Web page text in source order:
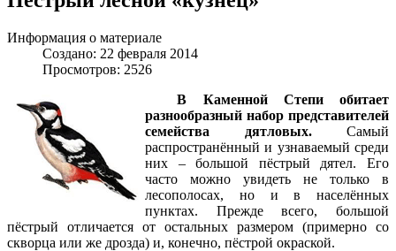
Информация о материале
Создано: 22 февраля 2014
Просмотров: 2526
В Каменной Степи обитает
разнообразный набор представителей
семейства дятловых.Самый
распространённый и узнаваемый среди
них – большой пёстрый дятел. Его
часто можно увидеть не только в
лесополосах, но и в населённых
пунктах. Прежде всего, большой
пёстрый отличается от остальных размером (примерно со
скворца или же дрозда) и, конечно, пёстрой окраской.